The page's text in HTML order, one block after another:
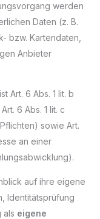
werden
Daten (z. B.
bzw. Kartendaten,
Anbieter
Art. 6 Abs. 1 lit. b
6 Abs. 1 lit. c
sowie Art.
an einer
auf ihre eigene
Identitätsprüfung
als eigene